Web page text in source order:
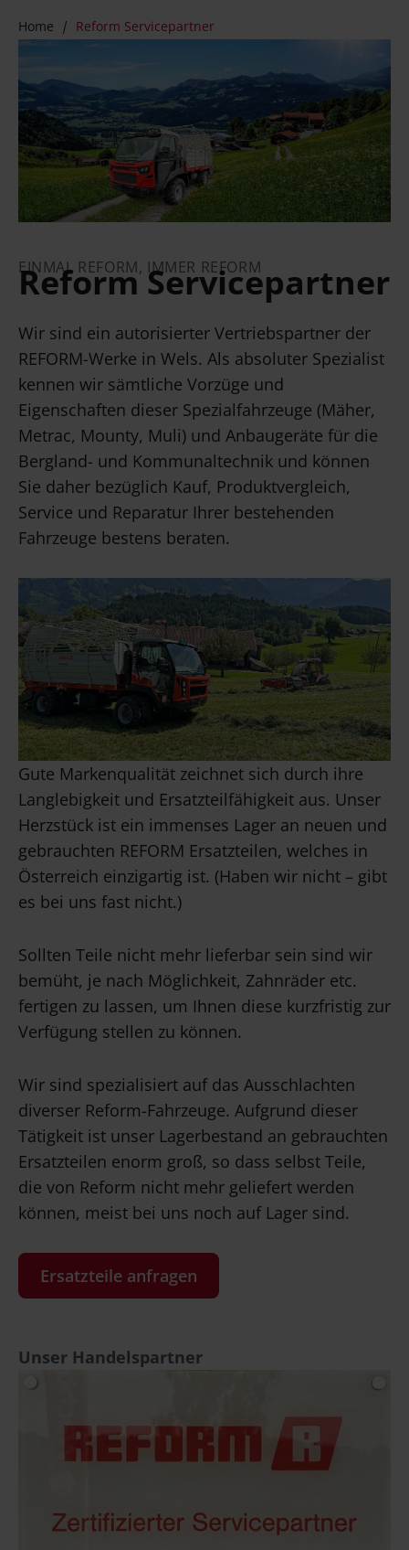
Home Reform Servicepartner
EINMAL REFORM, IMMER REFORM
Reform Servicepartner
Wir sind ein autorisierter Vertriebspartner der
REFORM-Werke in Wels. Als absoluter Spezialist
kennen wir sämtliche Vorzüge und
Eigenschaften dieser Spezialfahrzeuge (Mäher,
Metrac, Mounty, Muli) und Anbaugeräte für die
Bergland- und Kommunaltechnik und können
Sie daher bezüglich Kauf, Produktvergleich,
Service und Reparatur Ihrer bestehenden
Fahrzeuge bestens beraten.
Gute Markenqualität zeichnet sich durch ihre
Langlebigkeit und Ersatzteilfähigkeit aus. Unser
Herzstück ist ein immenses Lager an neuen und
gebrauchten REFORM Ersatzteilen, welches in
Österreich einzigartig ist. (Haben wir nicht – gibt
es bei uns fast nicht.)
Sollten Teile nicht mehr lieferbar sein sind wir
bemüht, je nach Möglichkeit, Zahnräder etc.
fertigen zu lassen, um Ihnen diese kurzfristig zur
Verfügung stellen zu können.
Wir sind spezialisiert auf das Ausschlachten
diverser Reform-Fahrzeuge. Aufgrund dieser
Tätigkeit ist unser Lagerbestand an gebrauchten
Ersatzteilen enorm groß, so dass selbst Teile,
die von Reform nicht mehr geliefert werden
können, meist bei uns noch auf Lager sind.
Ersatzteile anfragen
Unser Handelspartner